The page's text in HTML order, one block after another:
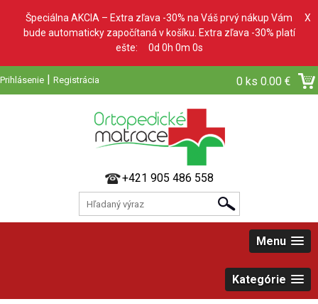
Špeciálna AKCIA – Extra zľava -30% na Váš prvý nákup Vám
bude automaticky započítaná v košíku. Extra zľava -30% platí
ešte: 0d 0h 0m 0s
X
Prihlásenie | Registrácia 0 ks 0.00 €
+421 905 486 558
Menu
Kategórie